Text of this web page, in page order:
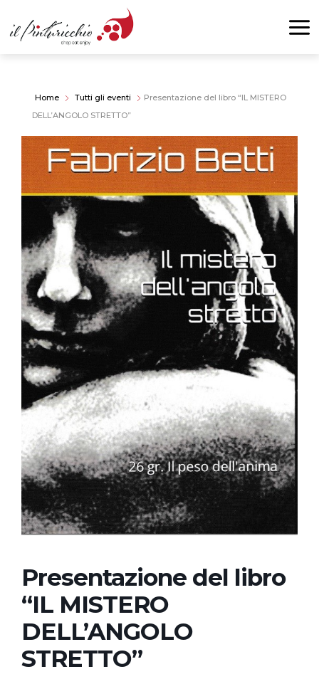
Home Tutti gli eventi
Presentazione del libro “IL MISTERO
DELL’ANGOLO STRETTO”
Presentazione del libro
“IL MISTERO
DELL’ANGOLO
STRETTO”